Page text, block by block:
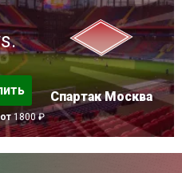
1800 ₽
Спартак Москва